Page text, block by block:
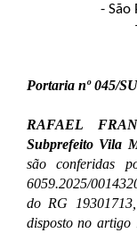
- São
Portaria nº 045/
RAFAEL
Subprefeito Vila
são conferidas
6059.2025/
do RG
disposto no